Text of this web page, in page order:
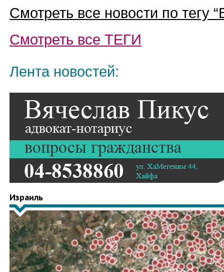
Смотреть все новости по тегу “
Смотреть все ТЕГИ
Лента новостей:
Израиль